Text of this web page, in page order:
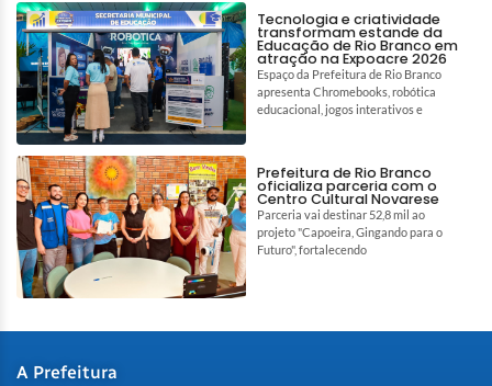
Tecnologia e criatividade
transformam estande da
Educação de Rio Branco em
atração na Expoacre 2026
Espaço da Prefeitura de Rio Branco
apresenta Chromebooks, robótica
educacional, jogos interativos e
Prefeitura de Rio Branco
oficializa parceria com o
Centro Cultural Novarese
Parceria vai destinar 52,8 mil ao
projeto "Capoeira, Gingando para o
Futuro", fortalecendo
A Prefeitura